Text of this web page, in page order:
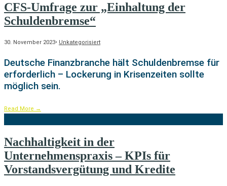
CFS-Umfrage zur „Einhaltung der
Schuldenbremse“
30. November 2023• Unkategorisiert
Deutsche Finanzbranche hält Schuldenbremse für
erforderlich – Lockerung in Krisenzeiten sollte
möglich sein.
Read More →
Nachhaltigkeit in der
Unternehmenspraxis – KPIs für
Vorstandsvergütung und Kredite